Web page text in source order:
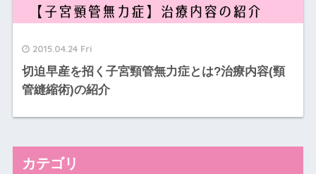
2015.04.24 Fri
切迫早産を招く子宮頸管無力症とは?治療内容(頸
管縫縮術)の紹介
カテゴリ